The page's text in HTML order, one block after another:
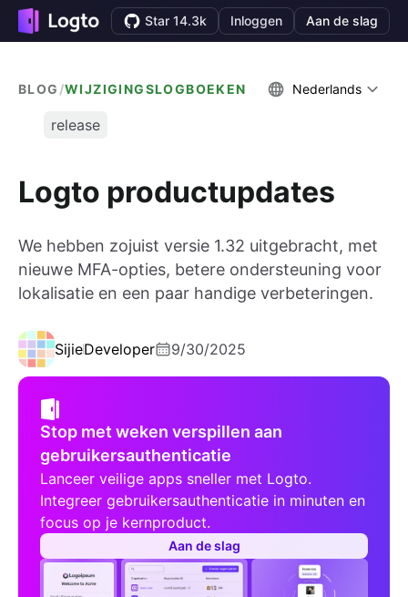
Star 14.3k Inloggen Aan de slag
BLOG /WIJZIGINGSLOGBOEKEN Nederlands
release
Logto productupdates
We hebben zojuist versie 1.32 uitgebracht, met
nieuwe MFA-opties, betere ondersteuning voor
lokalisatie en een paar handige verbeteringen.
SijieDeveloper 9/30/2025
Stop met weken verspillen aan
gebruikersauthenticatie
Lanceer veilige apps sneller met Logto.
Integreer gebruikersauthenticatie in minuten en
focus op je kernproduct.
Aan de slag